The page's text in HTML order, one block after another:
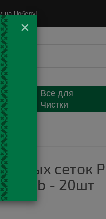
на Победу!
Все для
Чистки
сеток
Herb - 20шт
×